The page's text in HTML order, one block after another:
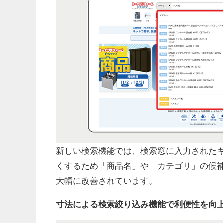
新しい検索機能では、検索窓に入力された
くするため「商品名」や「カテゴリ」の候
大幅に改善されています。
寸法による検索絞り込み機能で利便性を向